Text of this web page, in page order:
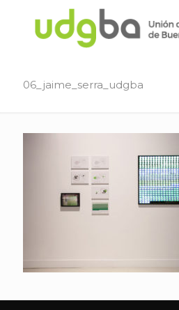
06_jaime_serra_udgba